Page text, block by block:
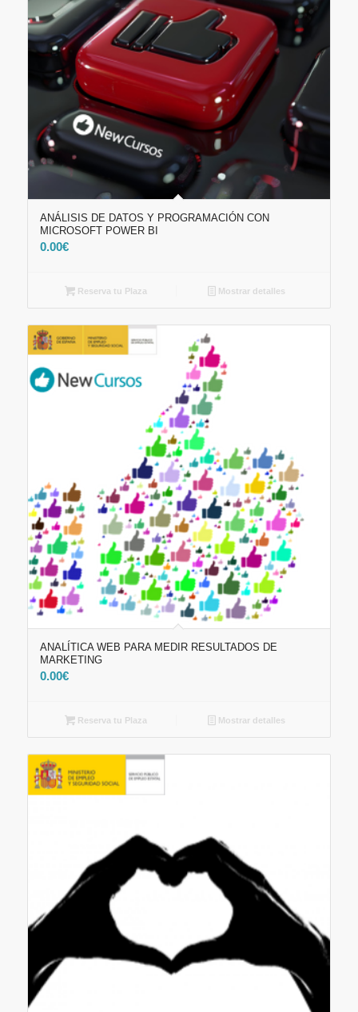
ANÁLISIS DE DATOS Y PROGRAMACIÓN CON
MICROSOFT POWER BI
0.00€
Reserva tu Plaza Mostrar detalles
ANALÍTICA WEB PARA MEDIR RESULTADOS DE
MARKETING
0.00€
Reserva tu Plaza Mostrar detalles